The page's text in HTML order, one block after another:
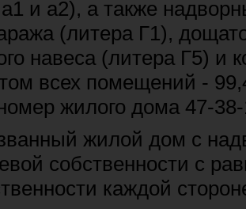
и а2), а также
(литера Г1),
навеса (литера Г5) и
всех помещений -
жилого дома 47-
жилой дом с
собственности с
каждой